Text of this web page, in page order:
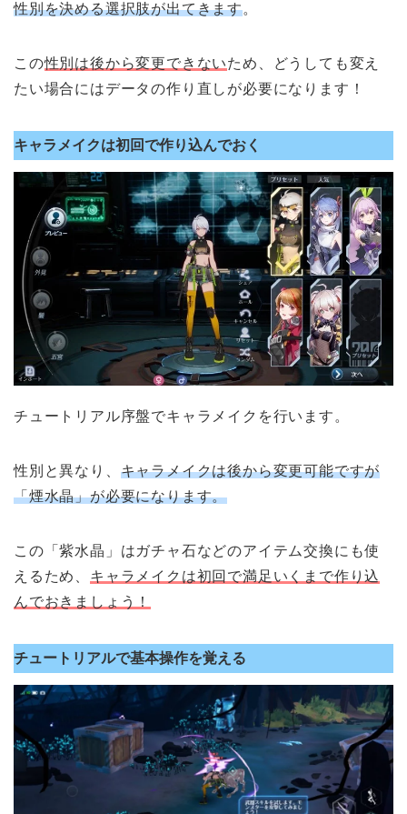
性別を決める選択肢が出てきます。
この性別は後から変更できないため、どうしても変え
たい場合にはデータの作り直しが必要になります！
キャラメイクは初回で作り込んでおく
チュートリアル序盤でキャラメイクを行います。
性別と異なり、 キャラメイクは後から変更可能ですが
「煙水晶」が必要になります。
この「紫水晶」はガチャ石などのアイテム交換にも使
えるため、 キャラメイクは初回で満足いくまで作り込
んでおきましょう！
チュートリアルで基本操作を覚える